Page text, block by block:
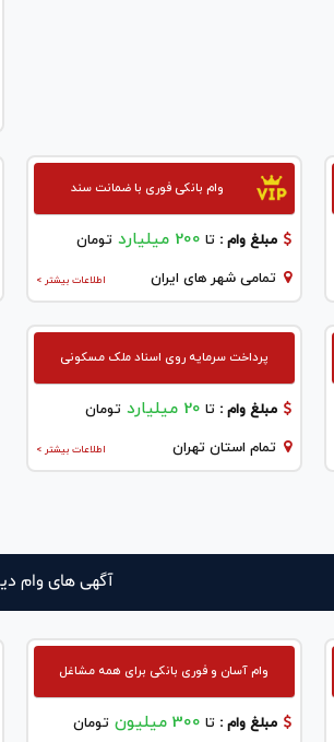
وام بانکی فوری با ضمانت سند
مبلغ وام :تا 200 میلیارد تومان
اطلاعات بیشتر > تمامی شهر های ایران
پرداخت سرمایه روی اسناد ملک مسکونی
مبلغ وام :تا 20 میلیارد تومان
اطلاعات بیشتر > تمام استان تهران
آگهی های وام
وام آسان و فوری بانکی برای همه مشاغل
مبلغ وام :تا 300 میلیون تومان